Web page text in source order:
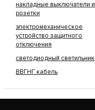
накладные выключатели и
розетки
электромеханическое
устройство защитного
отключения
светодиодный светильник
ВВГНГ кабель